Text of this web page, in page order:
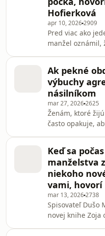
tehotenstva,
disappointment
tabu. V
Ivetou
primeraného tlak
Hofierková
apr 10, 20262909
Pred viac ako
manžel oznámil,
Neobviňoval ma
hnusný,“
podcaste Terapia
svojom detstve
fyzického
ktorých sa u nej
depresii a
okamih
Ak pekné
výbuchy
násilníkom
mar 27, 20262625
Ženám, ktoré
často opakuje,
intervenčného
Gancárová totiž
ženy po rokoch
svojho muža. V
ako sa človek
partnerského
prečo ženy žijúce
partnerom často
Keď sa
manželstva
niekoho
vami, hovorí
mar 13, 20262738
Spisovateľ Dušo
novej knihe Zoja